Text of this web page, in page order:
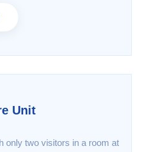
Unit
only two visitors in a room at